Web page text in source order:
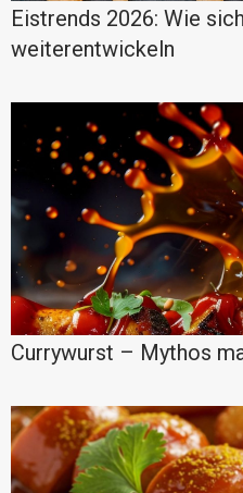
Eistrends 2026: Wie
weiterentwickeln
Currywurst – Mythos